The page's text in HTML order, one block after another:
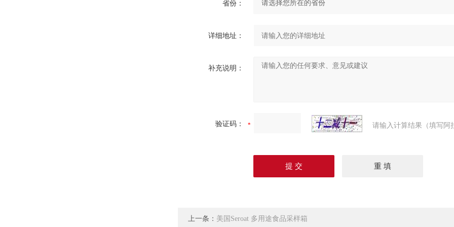
省份：
详细地址：
补充说明：
验证码： 请输入计算结果（填写阿
上一条： 美国Seroat 多用途食品采样箱